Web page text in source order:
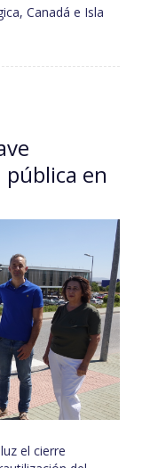
Canadá e Isla
en
el cierre